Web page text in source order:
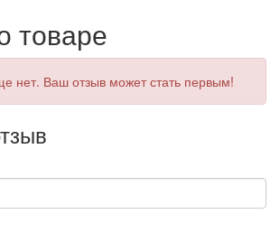
товаре
нет. Ваш отзыв может стать первым!